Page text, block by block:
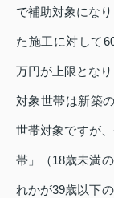
で補助対象にな
た施工に対して
万円が上限となり
対象世帯は新築
世帯対象ですが
帯」（18歳未満
れかが39歳以下